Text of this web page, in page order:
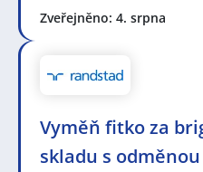
Zveřejněno: 4. srpna
Vyměň fitko za
skladu s